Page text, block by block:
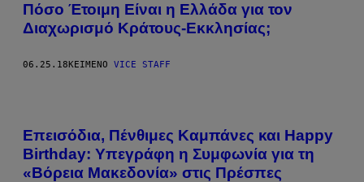
Πόσο Έτοιμη Είναι η Ελλάδα για τον
Διαχωρισμό Κράτους-Εκκλησίας;
06.25.18ΚΕΊΜΕΝΟ VICE STAFF
Επεισόδια, Πένθιμες Καμπάνες και Happy
Birthday: Υπεγράφη η Συμφωνία για τη
«Βόρεια Μακεδονία» στις Πρέσπες